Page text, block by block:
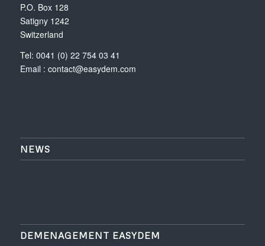
P.O. Box 128
Satigny 1242
Switzerland
Tel: 0041 (0) 22 754 03 41
Email : contact@easydem.com
NEWS
DEMENAGEMENT EASYDEM